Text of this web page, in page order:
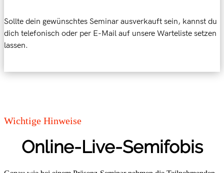
Sollte dein gewünschtes Seminar ausverkauft sein, kannst du
dich telefonisch oder per E-Mail auf unsere Warteliste setzen
lassen.
Wichtige Hinweise
Online-Live-Semifobis